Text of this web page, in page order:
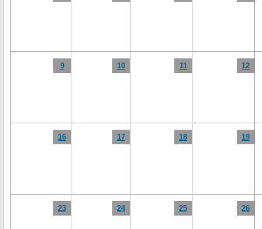
9 10 11 12
16 17 18 19
23 24 25 26